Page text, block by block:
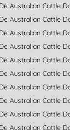
Real
Australian Cattle
Australian Cattle
Australian Cattle
Australian Cattle
Australian Cattle
Australian Cattle
Australian Cattle
Australian Cattle
Australian Cattle
Australian Cattle